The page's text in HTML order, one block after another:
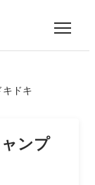
キドキ
ンプ